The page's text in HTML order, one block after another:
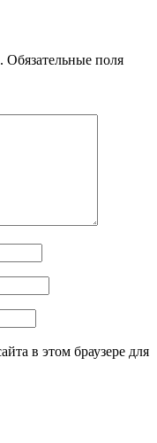
Обязательные поля
в этом браузере для